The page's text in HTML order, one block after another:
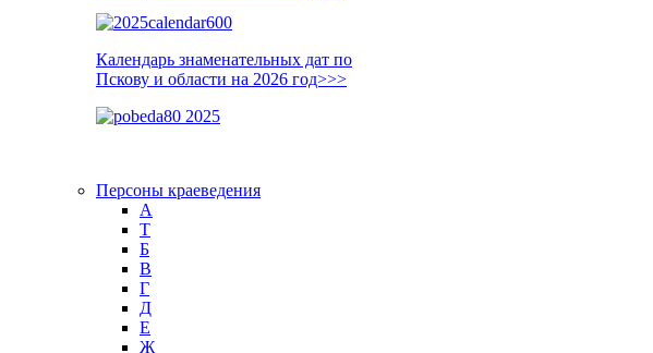
Календарь знаменательных дат по
Пскову и области на 2026 год>>>
Персоны краеведения
А
T
Б
В
Г
Д
Е
Ж